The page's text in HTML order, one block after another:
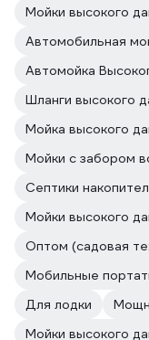
Мойки высокого
Автомобильная
Автомойка
Шланги высокого
Мойка высокого
Мойки с забором
Септики
Мойки высокого
Оптом (садовая
Мобильные
Для лодки
Мойки высокого